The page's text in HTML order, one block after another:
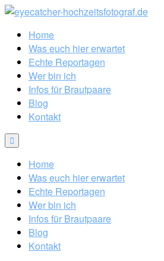
Home
Was euch hier erwartet
Echte Reportagen
Wer bin ich
Infos für Brautpaare
Blog
Kontakt
Home
Was euch hier erwartet
Echte Reportagen
Wer bin ich
Infos für Brautpaare
Blog
Kontakt